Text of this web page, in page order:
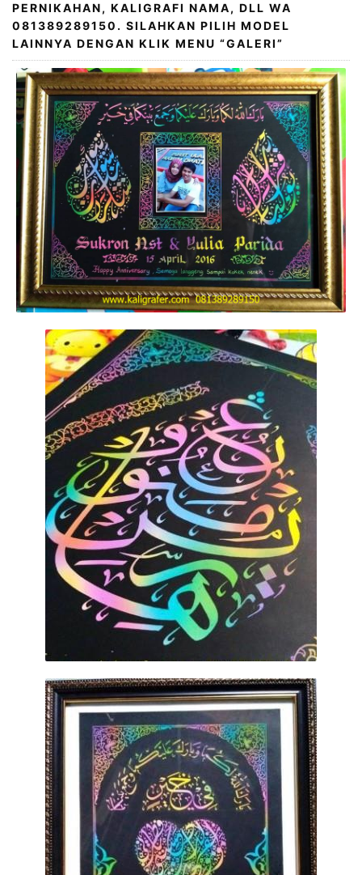
PERNIKAHAN, KALIGRAFI NAMA, DLL WA
081389289150. SILAHKAN PILIH MODEL
LAINNYA DENGAN KLIK MENU “GALERI”